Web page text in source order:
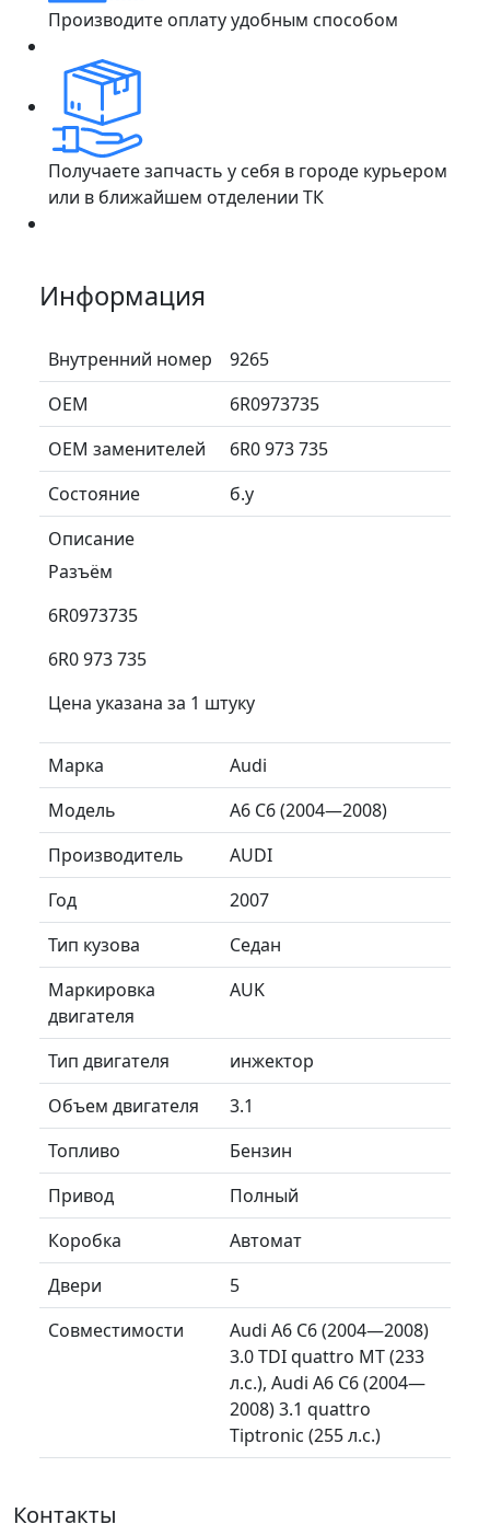
Производите оплату удобным способом
Получаете запчасть у себя в городе курьером
или в ближайшем отделении ТК
Информация
Внутренний номер
9265
ОЕМ
6R0973735
ОЕМ заменителей
6R0 973 735
Состояние
б.у
Описание
Разъём
6R0973735
6R0 973 735
Цена указана за 1 штуку
Марка
Audi
Модель
A6 C6 (2004—2008)
Производитель
AUDI
Год
2007
Тип кузова
Седан
Маркировка
двигателя
AUK
Тип двигателя
инжектор
Объем двигателя
3.1
Топливо
Бензин
Привод
Полный
Коробка
Автомат
Двери
5
Совместимости
Audi A6 C6 (2004—2008)
3.0 TDI quattro MT (233
л.с.), Audi A6 C6 (2004—
2008) 3.1 quattro
Tiptronic (255 л.с.)
Контакты